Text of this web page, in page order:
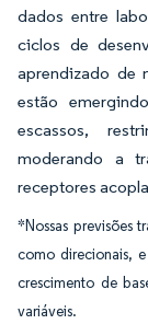
dados entre
ciclos de
aprendizado de
estão
escassos,
moderando a
receptores
*Nossas previsões
como direcionais,
crescimento de
variáveis.